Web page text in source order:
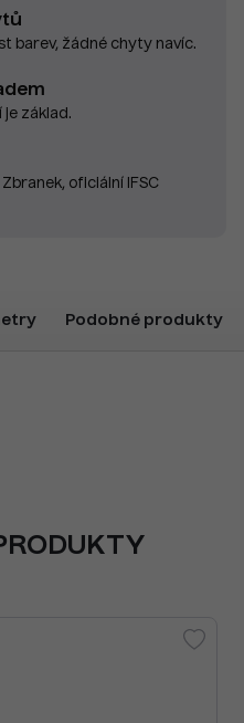
barev, žádné chyty navíc.
je základ.
oficiální IFSC
Podobné produkty